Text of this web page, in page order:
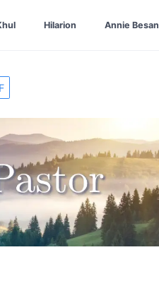
Hilarion Annie